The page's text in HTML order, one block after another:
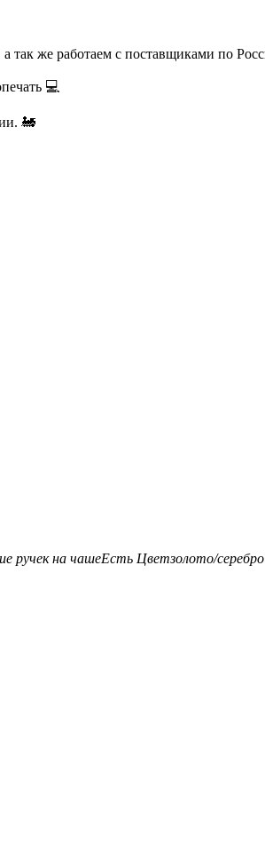
так же работаем с поставщиками по
💻
🚂
ручек на чашеЕсть Цветзолото/серебро